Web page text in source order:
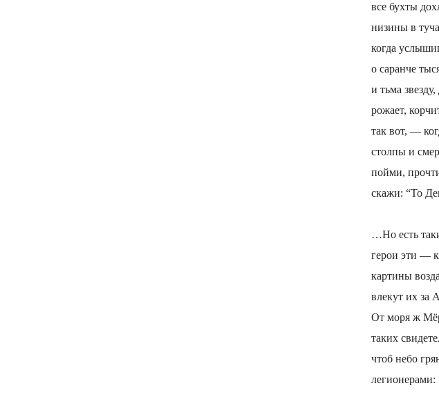
все бухты
низины в
когда
о саранче
и тьма
рожает,
так вот, —
столпы и
пойми,
скажи: “То
…Но есть
герои эти —
картины
влекут их за
От моря ж
таких
чтоб небо
легионерами: